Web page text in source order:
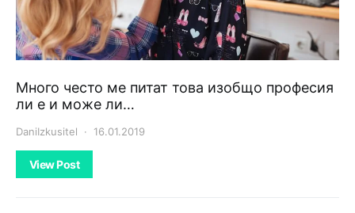
Много често ме питат това изобщо професия
ли е и може ли…
DaniIzkusitel 16.01.2019
View Post